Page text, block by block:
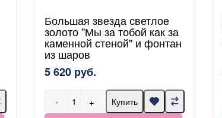
Большая звезда светлое
золото "Мы за тобой как за
каменной стеной" и фонтан
из шаров
5 620 руб.
- +
Купить